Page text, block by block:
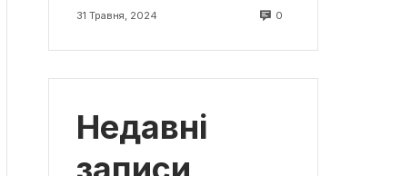
31 Травня, 2024 0
Недавні